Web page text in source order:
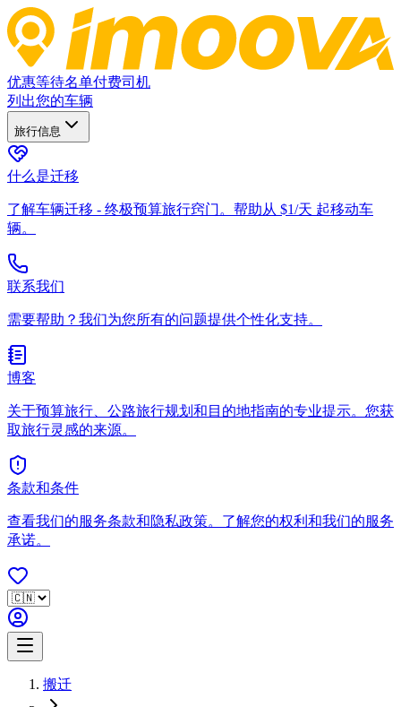
优惠等待名单付费司机
列出您的车辆
旅行信息
什么是迁移
了解车辆迁移 - 终极预算旅行窍门。帮助从 $1/天 起移动车
辆。
联系我们
需要帮助？我们为您所有的问题提供个性化支持。
博客
关于预算旅行、公路旅行规划和目的地指南的专业提示。您获
取旅行灵感的来源。
条款和条件
查看我们的服务条款和隐私政策。了解您的权利和我们的服务
承诺。
搬迁